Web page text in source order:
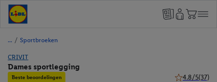
/ Sportbroeken
CRIVIT
Dames sportlegging
Beste beoordelingen 4.8/5(37)